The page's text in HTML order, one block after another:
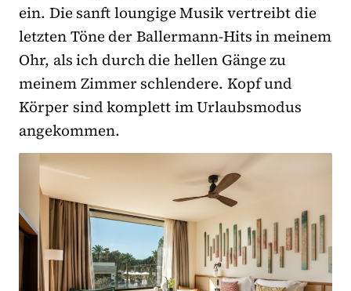
ein. Die sanft loungige Musik vertreibt die
letzten Töne der Ballermann-Hits in meinem
Ohr, als ich durch die hellen Gänge zu
meinem Zimmer schlendere. Kopf und
Körper sind komplett im Urlaubsmodus
angekommen.